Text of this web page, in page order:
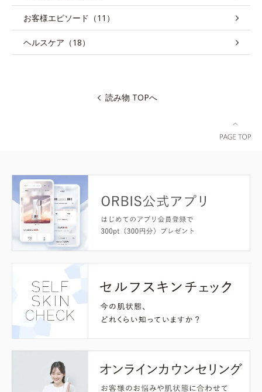
お客様エピソード（11）
ヘルスケア（18）
読み物 TOPへ